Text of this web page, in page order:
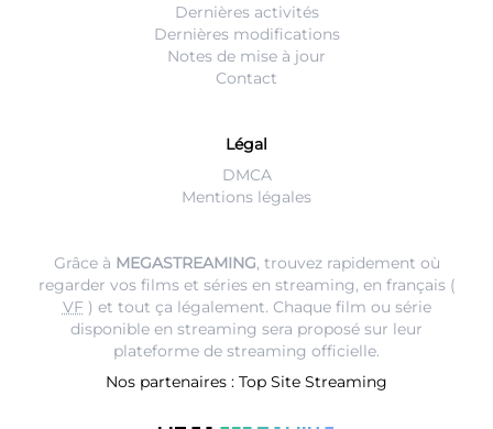
Dernières activités
Dernières modifications
Notes de mise à jour
Contact
Légal
DMCA
Mentions légales
Grâce à MEGASTREAMING, trouvez rapidement où
regarder vos films et séries en streaming, en français (
VF) et tout ça légalement. Chaque film ou série
disponible en streaming sera proposé sur leur
plateforme de streaming officielle.
Nos partenaires : Top Site Streaming